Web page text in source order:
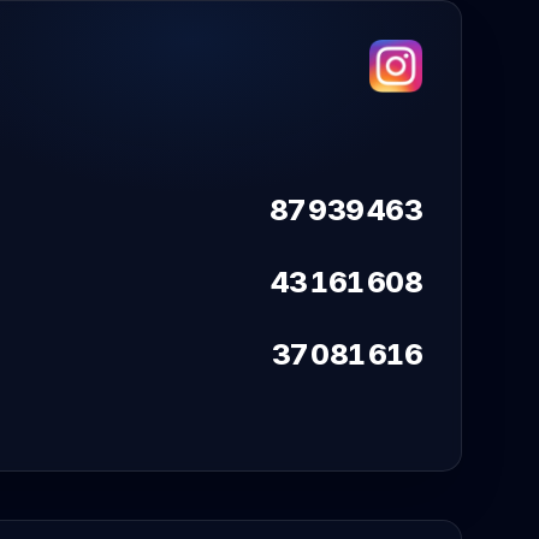
87 939 463
43 161 608
37 081 616